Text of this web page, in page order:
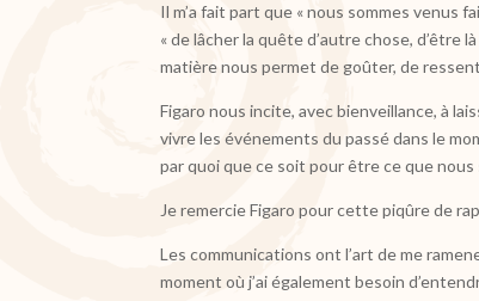
Il m’a fait part que « nous sommes venus
« de lâcher la quête d’autre chose, d’être
matière nous permet de goûter, de
Figaro nous incite, avec bienveillance, à
vivre les événements du passé dans le
par quoi que ce soit pour être ce que
Je remercie Figaro pour cette piqûre de
Les communications ont l’art de me
moment où j’ai également besoin